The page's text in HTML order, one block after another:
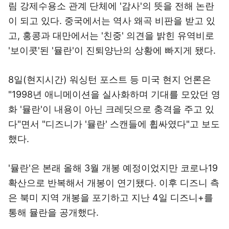
림 강제수용소 관계 단체에 '감사'의 뜻을 전해 논란
이 되고 있다. 중국에서는 역사 왜곡 비판을 받고 있
고, 홍콩과 대만에서는 '친중' 의견을 밝힌 유역비로
'보이콧'된 '뮬란'이 진퇴양난의 상황에 빠지게 됐다.
8일(현지시간) 워싱턴 포스트 등 미국 현지 언론은
"1998년 애니메이션을 실사화하며 기대를 모았던 영
화 '뮬란'이 내용이 아닌 크레딧으로 충격을 주고 있
다"면서 "디즈니가 '뮬란' 스캔들에 휩싸였다"고 보도
했다.
'뮬란'은 본래 올해 3월 개봉 예정이었지만 코로나19
확산으로 반복해서 개봉이 연기됐다. 이후 디즈니 측
은 북미 지역 개봉을 포기하고 지난 4일 디즈니+를
통해 뮬란을 공개했다.